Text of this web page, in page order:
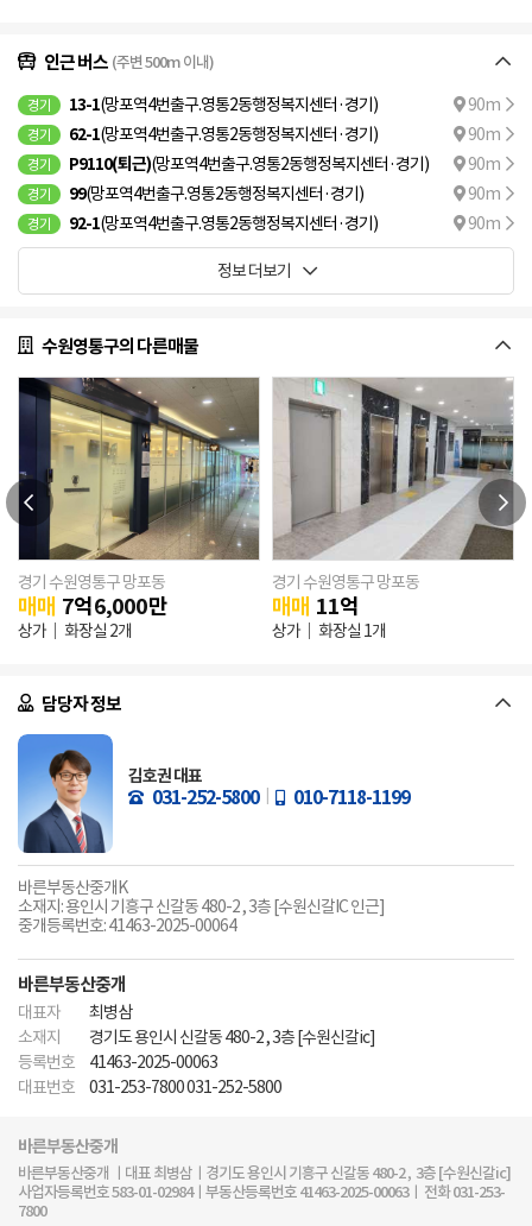
인근 버스 (주변 500m 이내)
경기 13-1(망포역4번출구.영통2동행정복지센터·경기) 90m
경기 62-1(망포역4번출구.영통2동행정복지센터·경기) 90m
경기 P9110(퇴근)(망포역4번출구.영통2동행정복지센터·경기) 90m
경기 99(망포역4번출구.영통2동행정복지센터·경기) 90m
경기 92-1(망포역4번출구.영통2동행정복지센터·경기) 90m
정보 더보기
수원영통구의 다른매물
833.11㎡
경기 수원영통구 망포동
매매 7억6,000만
상가 화장실 2개
경기 수원영통구 망포동
매매 11억
상가 화장실 1개
담당자 정보
김호권 대표
031-252-5800 010-7118-1199
바른부동산중개K
소재지: 용인시 기흥구 신갈동 480-2 , 3층 [수원신갈IC 인근]
중개등록번호: 41463-2025-00064
바른부동산중개
대표자
최병삼
소재지
경기도 용인시 신갈동 480-2 , 3층 [수원신갈ic]
등록번호
41463-2025-00063
대표번호
031-253-7800 031-252-5800
바른부동산중개
바른부동산중개 ㅣ대표 최병삼ㅣ경기도 용인시 기흥구 신갈동 480-2 , 3층 [수원신갈ic]
사업자등록번호 583-01-02984ㅣ부동산등록번호 41463-2025-00063ㅣ 전화 031-253-
7800